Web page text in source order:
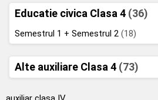
Educatie civica Clasa 4 (36)
Semestrul 1 + Semestrul 2 (18)
Alte auxiliare Clasa 4 (73)